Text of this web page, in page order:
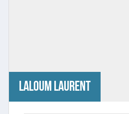
LALOUM Laurent